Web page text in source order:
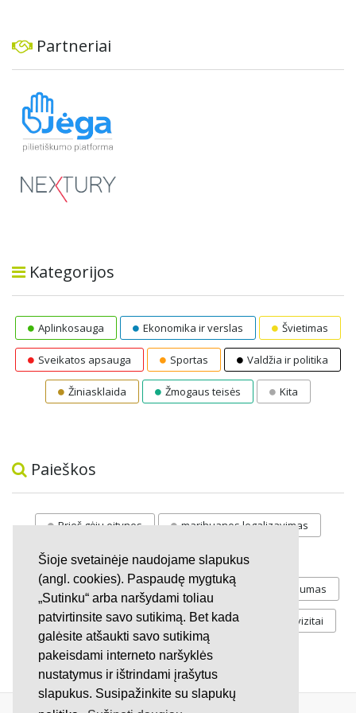
Šioje svetainėje naudojame slapukus
(angl. cookies). Paspaudę mygtuką
„Sutinku“ arba naršydami toliau
patvirtinsite savo sutikimą. Bet kada
galėsite atšaukti savo sutikimą
pakeisdami interneto naršyklės
nustatymus ir ištrindami įrašytus
slapukus. Susipažinkite su slapukų
Partneriai
Kategorijos
Aplinkosauga Ekonomika ir verslas Švietimas
Sveikatos apsauga Sportas Valdžia ir politika
Žiniasklaida Žmogaus teisės Kita
Paieškos
Prieš gėju eitynes marihuanos legalizavimas
STOP vaiku atemimas
Pilnos moksleivių vasaros atostogos referendumas
Keliu jaunystės Valandos Rekvizitai
Investicijos